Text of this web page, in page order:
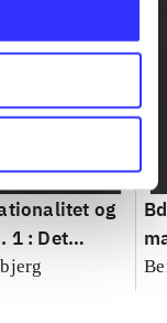
og
1 : Det
videnskab